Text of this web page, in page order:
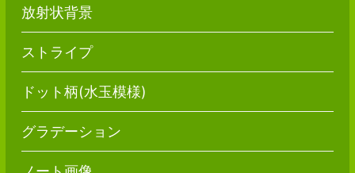
放射状背景
ストライプ
ドット柄(水玉模様)
グラデーション